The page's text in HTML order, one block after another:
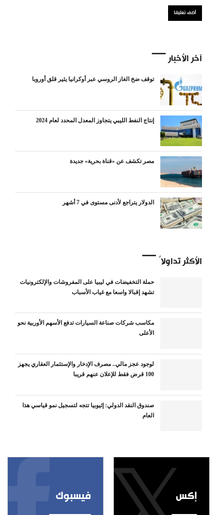
آخر الأخبار
توقف ضخ الغاز الروسي عبر أوكرانيا يثير قلق أوروبا
إنتاج النفط الليبي يتجاوز المعدل المحدد لعام 2024
مصر تكشف عن «قناة بحرية» جديدة
الدولار يتراجع لأدنى مستوى في 7 أشهر
الأكثر تداولاً
حملة التخفيضات في ليبيا على المفروشات والإلكترونيات
تشهد إقبالا واسعا مع غياب الأسباب
مكاسب شركات صناعة السيارات تدفع الأسهم الأوربية نحو
الأعلى
لوجود عجز مالي.. مصرف الإدخار والإستثمار العقاري يجهز
100 قرض فقط للإعلان عنهم قريبا
صندوق النقد الدولي: إثيوبيا تتجه لتسجيل نمو قياسي هذا
العام
فيسبوك إكس